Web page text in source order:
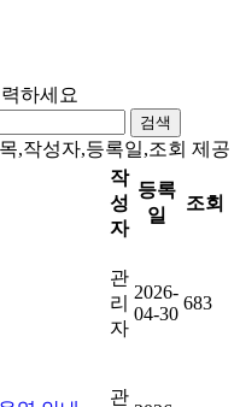
하세요
검색
,작성자,등록일,조회 제공
작
성
자
등록
일
조회
관
리
자
2026-
04-30
683
관